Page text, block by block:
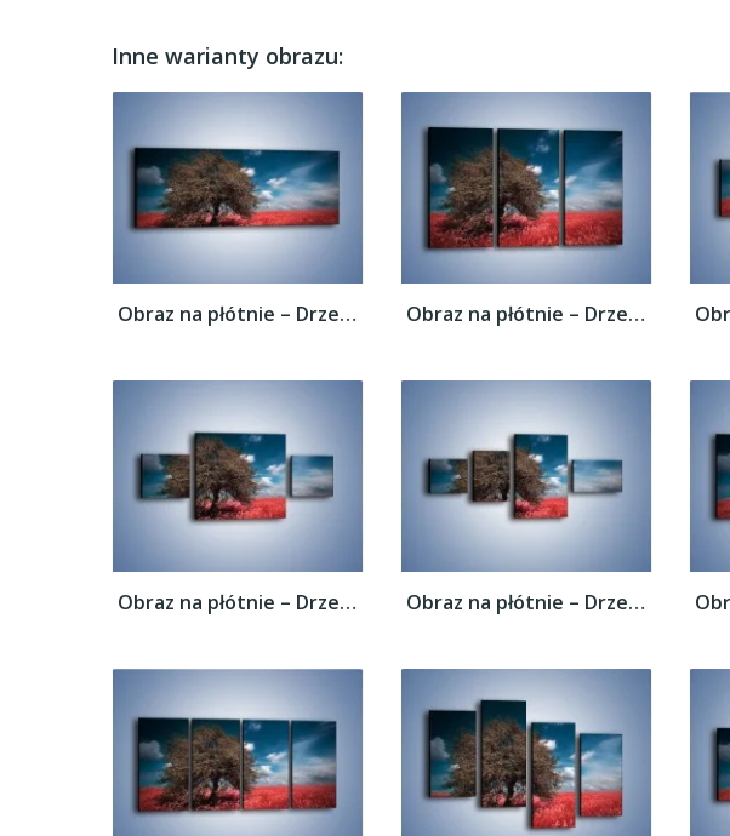
Inne warianty obrazu:
Obraz na płótnie – Drzewo na czerwonej... Obraz na płótnie – Drzewo na czerwonej...
Obraz na płótnie – Drzewo na czerwonej... Obraz na płótnie – Drzewo na czerwonej...